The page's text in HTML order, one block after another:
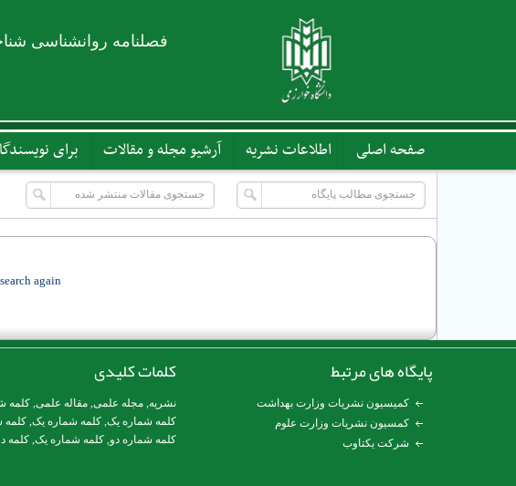
فصلنامه روانشناسی
صفحه اصلی اطلاعات نشریه آرشیو مجله و مقالات برای
search again
پایگاه های مرتبط
کمیسیون نشریات وزارت بهداشت
کمسیون نشریات وزارت علوم
شرکت یکتاوب
کلمات کلیدی
نشریه, مجله علمی, مقاله علمی, کلمه
کلمه شماره یک, کلمه شماره یک, کلمه
کلمه شماره دو, کلمه شماره یک, کلمه